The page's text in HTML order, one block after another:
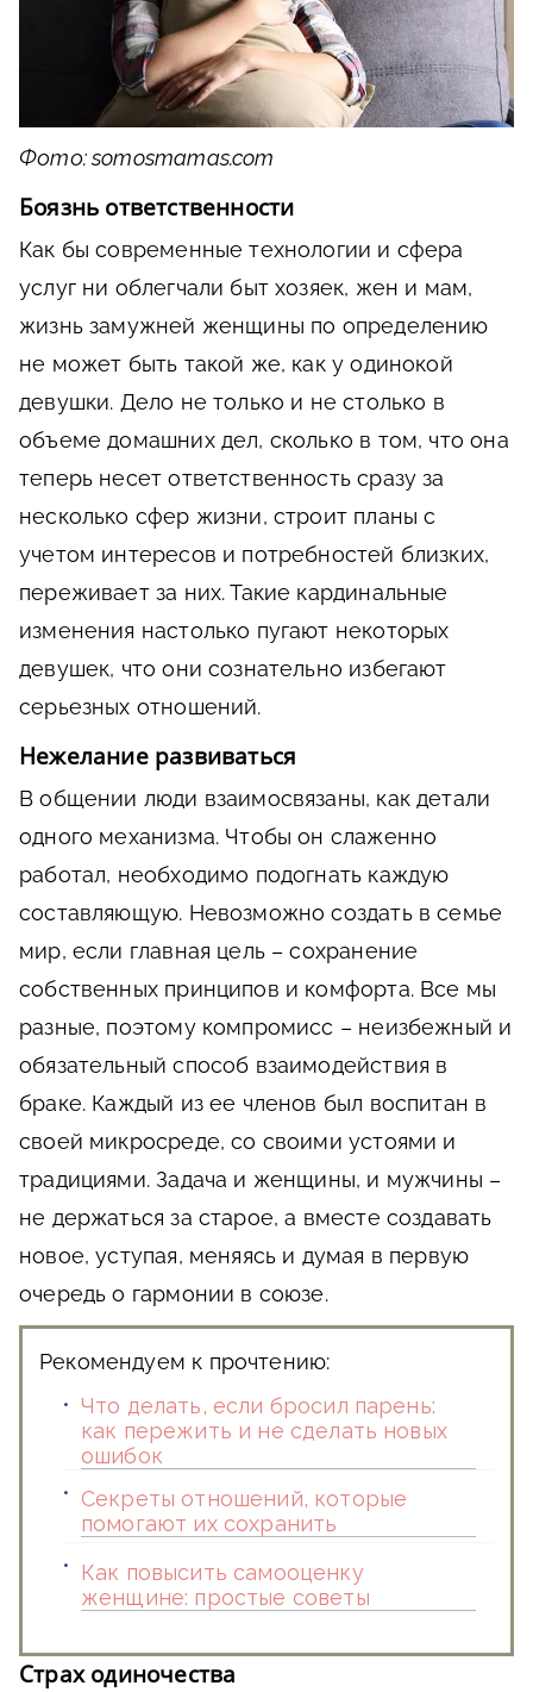
Фото: somosmamas.com
Боязнь ответственности
Как бы современные технологии и сфера
услуг ни облегчали быт хозяек, жен и мам,
жизнь замужней женщины по определению
не может быть такой же, как у одинокой
девушки. Дело не только и не столько в
объеме домашних дел, сколько в том, что она
теперь несет ответственность сразу за
несколько сфер жизни, строит планы с
учетом интересов и потребностей близких,
переживает за них. Такие кардинальные
изменения настолько пугают некоторых
девушек, что они сознательно избегают
серьезных отношений.
Нежелание развиваться
В общении люди взаимосвязаны, как детали
одного механизма. Чтобы он слаженно
работал, необходимо подогнать каждую
составляющую. Невозможно создать в семье
мир, если главная цель – сохранение
собственных принципов и комфорта. Все мы
разные, поэтому компромисс – неизбежный и
обязательный способ взаимодействия в
браке. Каждый из ее членов был воспитан в
своей микросреде, со своими устоями и
традициями. Задача и женщины, и мужчины –
не держаться за старое, а вместе создавать
новое, уступая, меняясь и думая в первую
очередь о гармонии в союзе.
Рекомендуем к прочтению:
Что делать, если бросил парень:
как пережить и не сделать новых
ошибок
Секреты отношений, которые
помогают их сохранить
Как повысить самооценку
женщине: простые советы
Страх одиночества